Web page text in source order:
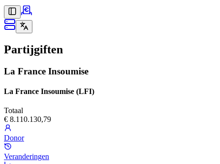
Partijgiften
La France Insoumise
La France Insoumise (LFI)
Totaal
€ 8.110.130,79
Donor
Veranderingen